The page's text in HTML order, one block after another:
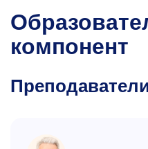
компонент